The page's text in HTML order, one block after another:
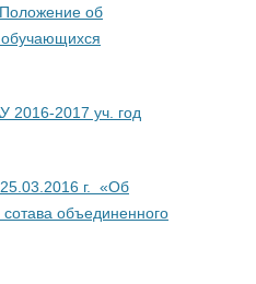
об
2016-2017 уч. год
г. «Об
объединенного